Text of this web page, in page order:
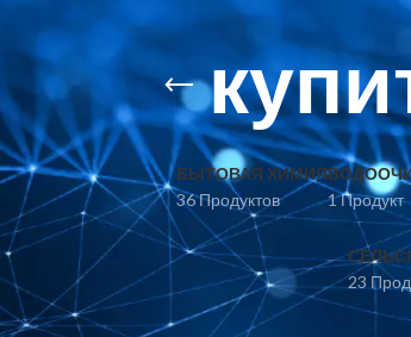
БЫТОВАЯ ХИМИЯ
36 Продуктов
1 Продукт
23